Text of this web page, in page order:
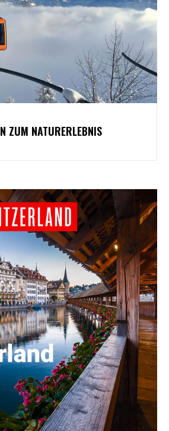
ZUM NATURERLEBNIS